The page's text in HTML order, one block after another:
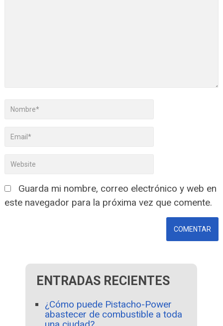
Guarda mi nombre, correo electrónico y web en
este navegador para la próxima vez que comente.
ENTRADAS RECIENTES
¿Cómo puede Pistacho-Power
abastecer de combustible a toda